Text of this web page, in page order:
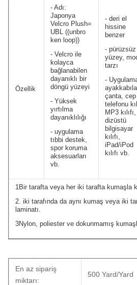
Özellik
- Adı:
Japonya
Velcro Plush=
UBL ((unbro
ken loop))
- Velcro ile
kolayca
bağlanabilen
dayanıklı bir
döngü yüzeyi
- Yüksek
yırtılma
dayanıklılığı
- uygulama
tıbbi destek,
spor koruma
aksesuarları
vb.
- deri el
hissine
benzer
- pürüzsüz
yüzey,
tarzı
-
çanta, cep
telefonu
MP3 kılıfı,
dizüstü
bilgisayar
kılıfı,
iPad/iPod
kılıfı vb.
1Bir tarafta veya her iki tarafta kumaşla
2. iki tarafında da aynı kumaş veya iki
laminatı.
3Nylon, poliester ve dokunmamış
En az sipariş
miktarı:
500 Yard/Yard